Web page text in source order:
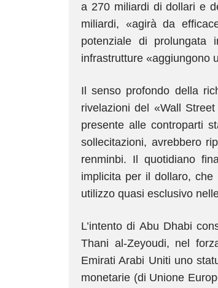
a 270 miliardi di dollari e
miliardi, «agirà da
potenziale di prolungata
infrastrutture «aggiungono
Il senso profondo della
rivelazioni del «Wall
presente alle controparti
sollecitazioni, avrebbero
renminbi. Il quotidiano
implicita per il dollaro,
utilizzo quasi esclusivo
L’intento di Abu Dhabi
Thani al-Zeyoudi, nel
Emirati Arabi Uniti uno
monetarie (di Unione